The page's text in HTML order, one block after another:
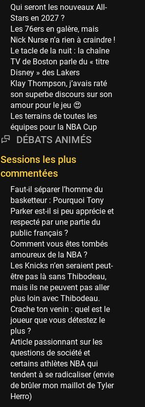
Milwaukee Bucks
82 sessions
Hoop Culture
73 sessions
Oklahoma City Thunder
69 sessions
Phoenix Suns
69 sessions
Miami Heat
63 sessions
Los Angeles Clippers
61 sessions
Indiana Pacers
New Orleans Pelicans
53 sessions
Jeux Olympiques
52 sessions
Atlanta Hawks
45 sessions
Chicago Bulls
41 sessions
Memphis Grizzlies
39 sessions
Cleveland Cavaliers
38 sessions
Orlando Magic
36 sessions
Euroleague
34 sessions
Qui seront les nouveaux All-
Stars en 2027 ?
Les 76ers en galère, mais
Nick Nurse n’a rien à craindre !
Le tacle de la nuit : la chaîne
TV de Boston parle du « titre
Disney » des Lakers
Klay Thompson, j’avais raté
son superbe discours sur son
amour pour le jeu 😍
Les terrains de toutes les
équipes pour la NBA Cup
DÉBATS ANIMÉS
Sessions les plus
commentées
Faut-il séparer l’homme du
basketteur : Pourquoi Tony
Parker est-il si peu apprécie et
respecté par une partie du
public français ?
Comment vous êtes tombés
amoureux de la NBA ?
Les Knicks n’en seraient peut-
être pas là sans Thibodeau,
mais ils ne peuvent pas aller
plus loin avec Thibodeau.
Crache ton venin : quel est le
joueur que vous détestez le
plus ?
Article passionnant sur les
questions de société et
certains athlètes NBA qui
tendent à se radicaliser (envie
de brûler mon maillot de Tyler
Herro)